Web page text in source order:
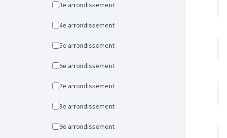
3e arrondissement
4e arrondissement
5e arrondissement
6e arrondissement
7e arrondissement
8e arrondissement
9e arrondissement